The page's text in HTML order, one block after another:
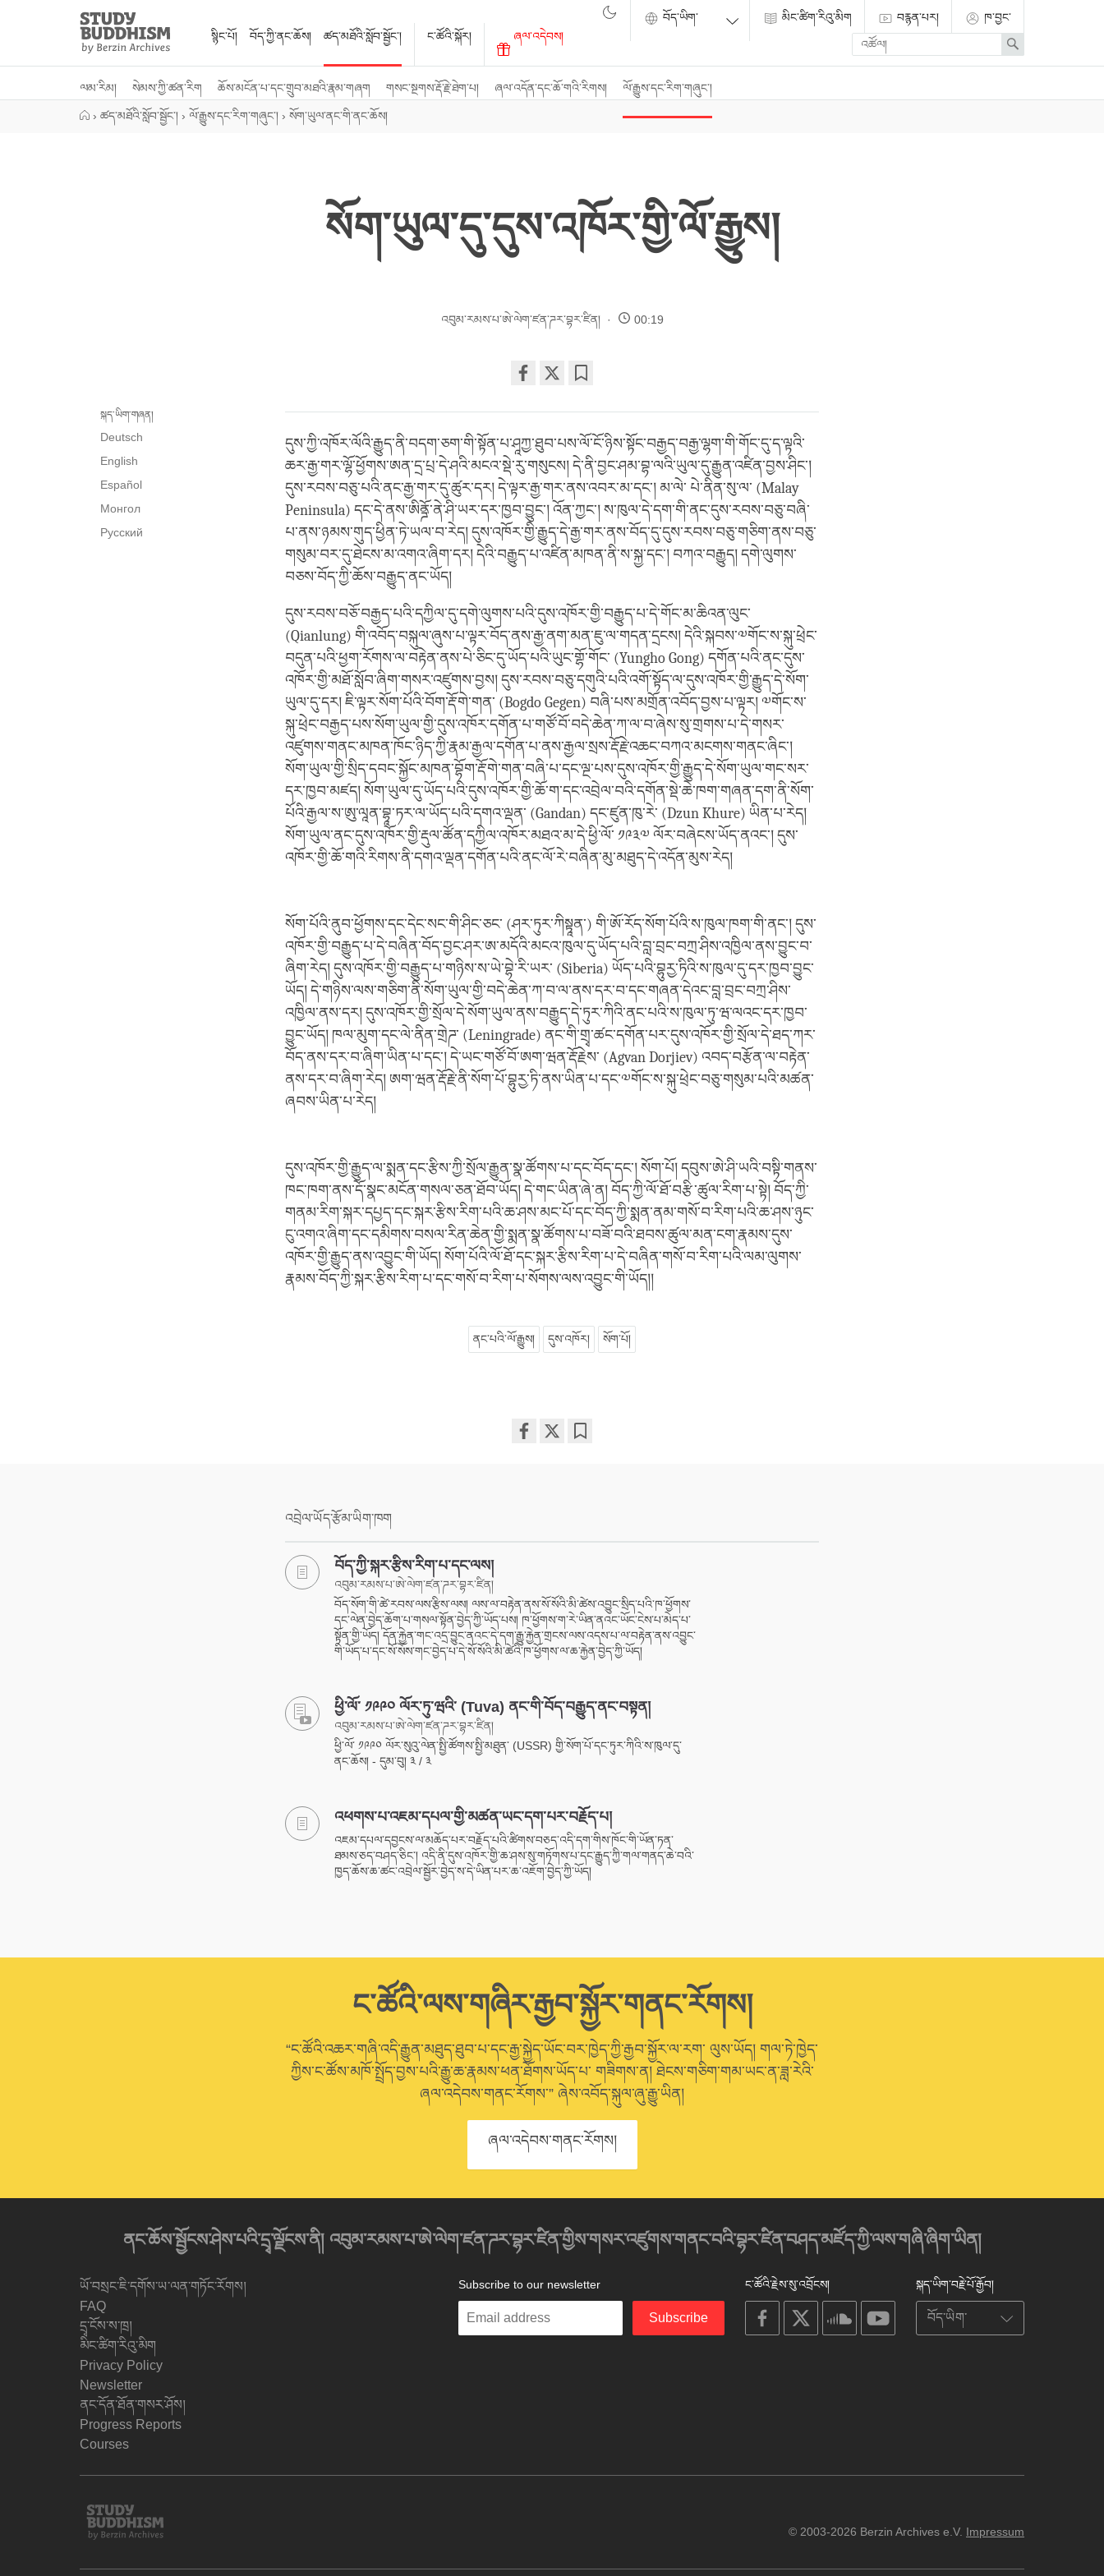
Study
Buddhism
Home
སྙིང་པོ། བོད་ཀྱི་ནང་ཆོས། ཚད་མཐོའི་སློབ་སྦྱོང་།
ལམ་རིམ། སེམས་ཀྱི་ཚན་རིག ཆོས་མངོན་པ་དང་གྲུབ་མཐའི་རྣམ་གཞག གསང་སྔགས་རྡོ་རྗེ་ཐེག་པ། ཞལ་འདོན་དང་ཆོ་གའི་རིགས། ལོ་རྒྱུས་དང་རིག་གཞུང་།
ང་ཚོའི་སྐོར། ཞལ་འདེབས།
མིང་ཚིག་རིའུ་མིག བརྙན་པར།
ཁ་བྱང་
Enter
search
term
Search
› ཚད་མཐོའི་སློབ་སྦྱོང་། › ལོ་རྒྱུས་དང་རིག་གཞུང་། › སོག་ཡུལ་ནང་གི་ནང་ཆོས།
སོག་ཡུལ་དུ་དུས་འཁོར་གྱི་ལོ་རྒྱུས།
འབུམ་རམས་པ་ཨེ་ལེག་ཛན་ཌར་བྷར་ཛིན། 00:19
on
facebook
སྐད་ཡིག་གཞན།
Deutsch
English
Español
Монгол
Русский
དུས་ཀྱི་འཁོར་ལོའི་རྒྱུད་ནི་བདག་ཅག་གི་སྟོན་པ་ཤཱཀྱ་ཐུབ་པས་ལོ་ངོ་ཉིས་སྟོང་བརྒྱད་བརྒྱ་ལྷག་གི་གོང་དུ་ད་ལྟའི་
ཆར་རྒྱ་གར་ལྷོ་ཕྱོགས་ཨན་དྲ་པྲ་དེ་ཤའི་མངའ་སྡེ་རུ་གསུངས། དེ་ནི་བྱང་ཤམ་བྷ་ལའི་ཡུལ་དུ་རྒྱུན་འཛིན་བྱས་ཤིང་།
དུས་རབས་བཅུ་པའི་ནང་རྒྱ་གར་དུ་ཚུར་དར། དེ་ལྟར་རྒྱ་གར་ནས་འབར་མ་དང་། མ་ལེ་ པེ་ནིན་སུ་ལ་ (Malay
Peninsula) དང་དེ་ནས་ཨིནྜོ་ནེ་ཤི་ཡར་དར་ཁྱབ་བྱུང་། འོན་ཀྱང་། ས་ཁུལ་དེ་དག་གི་ནང་དུས་རབས་བཅུ་བཞི་
པ་ནས་ཉམས་གུད་ཕྱིན་ཏེ་ཡལ་བ་རེད། དུས་འཁོར་གྱི་རྒྱུད་དེ་རྒྱ་གར་ནས་བོད་དུ་དུས་རབས་བཅུ་གཅིག་ནས་བཅུ་
གསུམ་བར་དུ་ཐེངས་མ་འགའ་ཞིག་དར། དེའི་བརྒྱུད་པ་འཛིན་མཁན་ནི་ས་སྐྱ་དང་། བཀའ་བརྒྱུད། དགེ་ལུགས་
བཅས་བོད་ཀྱི་ཆོས་བརྒྱུད་ནང་ཡོད།
དུས་རབས་བཅོ་བརྒྱད་པའི་དཀྱིལ་དུ་དགེ་ལུགས་པའི་དུས་འཁོར་གྱི་བརྒྱུད་པ་དེ་གོང་མ་ཆིའན་ལུང་
(Qianlung) གི་འབོད་བསྐུལ་ཞུས་པ་ལྟར་བོད་ནས་རྒྱ་ནག་མན་ཇུ་ལ་གདན་དྲངས། དེའི་སྐབས་༧གོང་ས་སྐུ་ཕྲེང་
བདུན་པའི་ཕྱག་རོགས་ལ་བརྟེན་ནས་པེ་ཅིང་དུ་ཡོད་པའི་ཡུང་གྷོ་གོང་ (Yungho Gong) དགོན་པའི་ནང་དུས་
འཁོར་གྱི་མཐོ་སློབ་ཞིག་གསར་འཛུགས་བྱས། དུས་རབས་བཅུ་དགུའི་པའི་འགོ་སྟོད་ལ་དུས་འཁོར་གྱི་རྒྱུད་དེ་སོག་
ཡུལ་དུ་དར། ཇི་ལྟར་སོག་པོའི་བོག་རྡོ་གེ་གན་ (Bogdo Gegen) བཞི་པས་མགྲོན་འབོད་བྱས་པ་ལྟར། ༧གོང་ས་
སྐུ་ཕྲེང་བརྒྱད་པས་སོག་ཡུལ་གྱི་དུས་འཁོར་དགོན་པ་གཙོ་བོ་བདེ་ཆེན་ཀ་ལ་བ་ཞེས་སུ་གྲགས་པ་དེ་གསར་
འཛུགས་གནང་མཁན་ཁོང་ཉིད་ཀྱི་རྣམ་རྒྱལ་དགོན་པ་ནས་རྒྱལ་སྲས་རྡོ་རྗེ་འཆང་བཀའ་མངགས་གནང་ཞིང་།
སོག་ཡུལ་གྱི་སྲིད་དབང་སྐྱོང་མཁན་བྷོག་རྡོ་གེ་གན་བཞི་པ་དང་ལྔ་པས་དུས་འཁོར་གྱི་རྒྱུད་དེ་སོག་ཡུལ་གང་སར་
དར་ཁྱབ་མཛད། སོག་ཡུལ་དུ་ཡོད་པའི་དུས་འཁོར་གྱི་ཆོ་ག་དང་འབྲེལ་བའི་དགོན་སྡེ་ཆེ་ཁག་གཞན་དག་ནི་སོག་
པོའི་རྒྱལ་ས་ཨུ་ལཱན་བྷཱ་ཏར་ལ་ཡོད་པའི་དགའ་ལྡན་ (Gandan) དང་ཛུན་ཁུ་རེ་ (Dzun Khure) ཡིན་པ་རེད།
སོག་ཡུལ་ནང་དུས་འཁོར་གྱི་རྡུལ་ཚོན་དཀྱིལ་འཁོར་མཐའ་མ་དེ་ཕྱི་ལོ་ ༡༩༣༧ ལོར་བཞེངས་ཡོད་ནའང་། དུས་
འཁོར་གྱི་ཆོ་གའི་རིགས་ནི་དགའ་ལྡན་དགོན་པའི་ནང་ལོ་རེ་བཞིན་མུ་མཐུད་དེ་འདོན་མུས་རེད།
སོག་པོའི་ནུབ་ཕྱོགས་དང་དེང་སང་གི་ཤིང་ཅང་ (ཤར་ཏུར་ཀིསྟཱན་) གི་ཨོ་རོད་སོག་པོའི་ས་ཁུལ་ཁག་གི་ནང་། དུས་
འཁོར་གྱི་བརྒྱུད་པ་དེ་བཞིན་བོད་བྱང་ཤར་ཨ་མདོའི་མངའ་ཁུལ་དུ་ཡོད་པའི་བླ་བྲང་བཀྲ་ཤིས་འཁྱིལ་ནས་བྱུང་བ་
ཞིག་རེད། དུས་འཁོར་གྱི་བརྒྱུད་པ་གཉིས་ས་ཡེ་བྷེ་རི་ཡར་ (Siberia) ཡོད་པའི་བྷུརྱ་ཏིའི་ས་ཁུལ་དུ་དར་ཁྱབ་བྱུང་
ཡོད། དེ་གཉིས་ལས་གཅིག་ནི་སོག་ཡུལ་གྱི་བདེ་ཆེན་ཀ་བ་ལ་ནས་དར་བ་དང་གཞན་དེའང་བླ་བྲང་བཀྲ་ཤིས་
འཁྱིལ་ནས་དར། དུས་འཁོར་གྱི་སྲོལ་དེ་སོག་ཡུལ་ནས་བརྒྱུད་དེ་ཏུར་ཀིའི་ནང་པའི་ས་ཁུལ་ཏུ་ཝ་ལའང་དར་ཁྱབ་
བྱུང་ཡོད། ཁལ་མུག་དང་ལེ་ནིན་གྲེཌ་ (Leningrade) ནང་གི་གྲྭ་ཚང་དགོན་པར་དུས་འཁོར་གྱི་སྲོལ་དེ་ཐད་ཀར་
བོད་ནས་དར་བ་ཞིག་ཡིན་པ་དང་། དེ་ཡང་གཙོ་བོ་ཨག་ཝན་རྡོ་རྗེས་ (Agvan Dorjiev) འབད་བརྩོན་ལ་བརྟེན་
ནས་དར་བ་ཞིག་རེད། ཨག་ཝན་རྡོ་རྗེ་ནི་སོག་པོ་བྷུརྱ་ཏི་ནས་ཡིན་པ་དང་༧གོང་ས་སྐུ་ཕྲེང་བཅུ་གསུམ་པའི་མཚན་
ཞབས་ཡིན་པ་རེད།
དུས་འཁོར་གྱི་རྒྱུད་ལ་སྨན་དང་རྩིས་ཀྱི་སྲོལ་རྒྱུན་སྣ་ཚོགས་པ་དང་བོད་དང་། སོག་པོ། དབུས་ཨེ་ཤི་ཡའི་བསྟི་གནས་
ཁང་ཁག་ནས་དོ་སྣང་མངོན་གསལ་ཅན་ཐོབ་ཡོད། དེ་གང་ཡིན་ཞེ་ན། བོད་ཀྱི་ལོ་ཐོ་བརྩི་ཚུལ་རིག་པ་སྟེ། བོད་ཀྱི་
གནམ་རིག་སྐར་དཔྱད་དང་སྐར་རྩིས་རིག་པའི་ཆ་ཤས་མང་པོ་དང་བོད་ཀྱི་སྨན་ནམ་གསོ་བ་རིག་པའི་ཆ་ཤས་ཉུང་
ངུ་འགའ་ཞིག་དང་དམིགས་བསལ་རིན་ཆེན་གྱི་སྨན་སྣ་ཚོགས་པ་བཟོ་བའི་ཐབས་ཚུལ་མན་ངག་རྣམས་དུས་
འཁོར་གྱི་རྒྱུད་ནས་འབྱུང་གི་ཡོད། སོག་པོའི་ལོ་ཐོ་དང་སྐར་རྩིས་རིག་པ་དེ་བཞིན་གསོ་བ་རིག་པའི་ལམ་ལུགས་
རྣམས་བོད་ཀྱི་སྐར་རྩིས་རིག་པ་དང་གསོ་བ་རིག་པ་སོགས་ལས་འབྱུང་གི་ཡོད།།
ནང་པའི་ལོ་རྒྱུས། དུས་འཁོར། སོག་པོ།
འབྲེལ་ཡོད་རྩོམ་ཡིག་ཁག
བོད་ཀྱི་སྐར་རྩིས་རིག་པ་དང་ལས།
འབུམ་རམས་པ་ཨེ་ལེག་ཛན་ཌར་བྷར་ཛིན།
བོད་སོག་གི་ཚེ་རབས་ལས་རྩིས་ལས། ལས་ལ་བརྟེན་ནས་སོ་སོའི་མི་ཚེས་འབྱུང་སྲིད་པའི་ཁ་ཕྱོགས་
དང་ལེན་བྱེད་ཆོག་པ་གསལ་སྟོན་བྱེད་ཀྱི་ཡོད་པས། ཁ་ཕྱོགས་ག་རེ་ཡིན་ནའང་ཡོང་ངེས་པ་མེད་པ་
སྟོན་གྱི་ཡོད། དོན་རྐྱེན་གང་འདྲ་བྱུང་ནའང་དེ་དག་རྒྱུ་རྐྱེན་གྲངས་ལས་འདས་པ་ལ་བརྟེན་ནས་འབྱུང་
གི་ཡོད་པ་དང་སོ་སོས་གང་བྱེད་པ་དེ་སོ་སོའི་མི་ཚེའི་ཁ་ཕྱོགས་ལ་ཆ་རྐྱེན་བྱེད་ཀྱི་ཡོད།
ཕྱི་ལོ་ ༡༩༩༠ ལོར་ཏུ་ཝའི་ (Tuva) ནང་གི་བོད་བརྒྱུད་ནང་བསྟན།
འབུམ་རམས་པ་ཨེ་ལེག་ཛན་ཌར་བྷར་ཛིན།
ཕྱི་ལོ་ ༡༩༩༠ ལོར་སུའུ་ལེན་སྤྱི་ཚོགས་སྤྱི་མཐུན་ (USSR) གྱི་སོག་པོ་དང་ཏུར་ཀིའི་ས་ཁུལ་དུ་
ནང་ཆོས། - དུམ་བུ། ༣ / ༣
འཕགས་པ་འཇམ་དཔལ་གྱི་མཚན་ཡང་དག་པར་བརྗོད་པ།
འཇམ་དཔལ་དབྱངས་ལ་མཆོད་པར་བརྗོད་པའི་ཚིགས་བཅད་འདི་དག་གིས་ཁོང་གི་ཡོན་ཏན་
ཐམས་ཅད་བཤད་ཅིང་། འདི་ནི་དུས་འཁོར་གྱི་ཆ་ཤས་སུ་གཏོགས་པ་དང་རྒྱུད་ཀྱི་གལ་གནད་ཆེ་བའི་
ཁྱད་ཆོས་ཆ་ཚང་འབྲེལ་སྦྱོར་བྱེད་ས་དེ་ཡིན་པར་ཆ་འཇོག་བྱེད་ཀྱི་ཡོད།
ང་ཚོའི་ལས་གཞིར་རྒྱབ་སྐྱོར་གནང་རོགས།
“ང་ཚོའི་འཆར་གཞི་འདི་རྒྱུན་མཐུད་ཐུབ་པ་དང་རྒྱ་སྐྱེད་ཡོང་བར་ཁྱེད་ཀྱི་རྒྱབ་སྐྱོར་ལ་རག་ ལུས་ཡོད། གལ་ཏེ་ཁྱེད་
ཀྱིས་ང་ཚོས་མཁོ་སྤྲོད་བྱས་པའི་རྒྱུ་ཆ་རྣམས་ཕན་ཐོགས་ཡོད་པ་ གཟིགས་ན། ཐེངས་གཅིག་གམ་ཡང་ན་ཟླ་རེའི་
ཞལ་འདེབས་གནང་རོགས་” ཞེས་འབོད་སྐུལ་ཞུ་རྒྱུ་ཡིན།
ཞལ་འདེབས་གནང་རོགས།
ནང་ཆོས་སྦྱོངས་ཤེས་པའི་དྲྭ་ལྗོངས་ནི། འབུམ་རམས་པ་ཨེ་ལེག་ཛན་ཌར་བྷར་ཛིན་གྱིས་གསར་འཛུགས་གནང་བའི་བྷར་ཛིན་བཤད་མཛོད་ཀྱི་ལས་གཞི་ཞིག་ཡིན།
ཡོ་བསྲང་ཇི་དགོས་ཡ་ལན་གཏོང་རོགས།
FAQ
དྲྭ་ངོས་ས་ཁྲ།
མིང་ཚིག་རིའུ་མིག
Privacy Policy
Newsletter
ནང་དོན་ཐོན་གསར་ཤོས།
Progress Reports
Courses
སྐད་ཡིག་བརྗེ་པོ་རྒྱོབ།
ང་ཚོའི་རྗེས་སུ་འབྲོངས།
on
facebook
soundcloudyoutube
Subscribe to our newsletter
Enter
Subscribe
Study
Buddhism
© 2003-2026 Berzin Archives e.V. Impressum